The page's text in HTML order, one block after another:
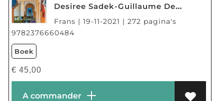
Desiree Sadek-Guillaume De Laubier
Frans | 19-11-2021 | 272 pagina's
9782376660484
Boek
€ 45,00
A commander